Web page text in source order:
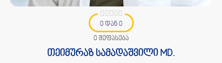
0 დან 0
0 შეფასება
თეიმურაზ სამადაშვილი MD.